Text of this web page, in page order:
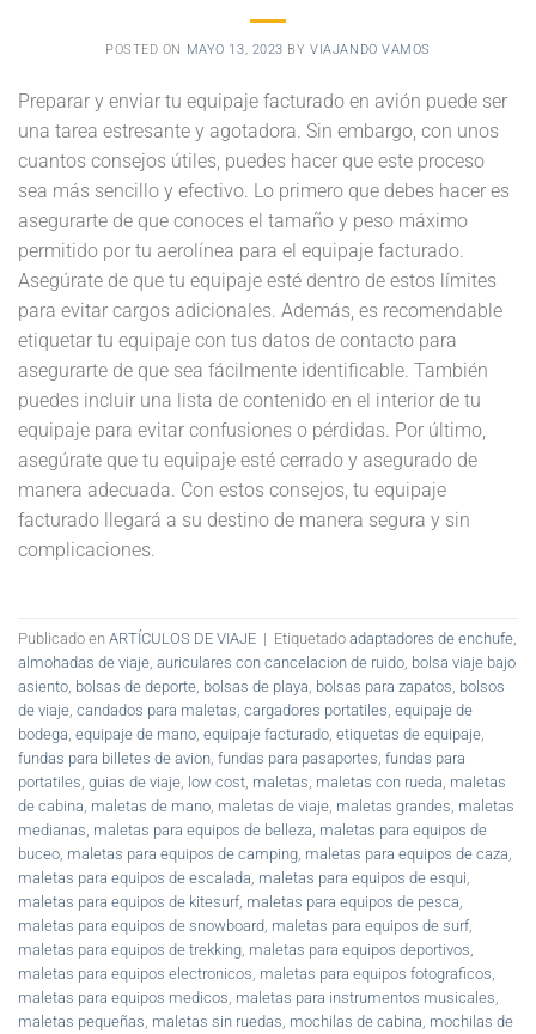
POSTED ON MAYO 13, 2023 BYVIAJANDO VAMOS
Preparar y enviar tu equipaje facturado en avión puede ser
una tarea estresante y agotadora. Sin embargo, con unos
cuantos consejos útiles, puedes hacer que este proceso
sea más sencillo y efectivo. Lo primero que debes hacer es
asegurarte de que conoces el tamaño y peso máximo
permitido por tu aerolínea para el equipaje facturado.
Asegúrate de que tu equipaje esté dentro de estos límites
para evitar cargos adicionales. Además, es recomendable
etiquetar tu equipaje con tus datos de contacto para
asegurarte de que sea fácilmente identificable. También
puedes incluir una lista de contenido en el interior de tu
equipaje para evitar confusiones o pérdidas. Por último,
asegúrate que tu equipaje esté cerrado y asegurado de
manera adecuada. Con estos consejos, tu equipaje
facturado llegará a su destino de manera segura y sin
complicaciones.
Publicado en ARTÍCULOS DE VIAJE | Etiquetado adaptadores de enchufe
almohadas de viaje auriculares con cancelacion de ruido bolsa viaje bajo
asiento bolsas de deporte bolsas de playa bolsas para zapatos bolsos
de viaje candados para maletas cargadores portatiles equipaje de
bodega equipaje de mano equipaje facturado etiquetas de equipaje
fundas para billetes de avion fundas para pasaportes fundas para
portatiles guias de viaje low cost maletas maletas con rueda maletas
de cabina maletas de mano maletas de viaje maletas grandes maletas
medianas maletas para equipos de belleza maletas para equipos de
buceo maletas para equipos de camping maletas para equipos de caza
maletas para equipos de escalada maletas para equipos de esqui
maletas para equipos de kitesurf, maletas para equipos de pesca
maletas para equipos de snowboard maletas para equipos de surf,
maletas para equipos de trekking maletas para equipos deportivos
maletas para equipos electronicos maletas para equipos fotograficos
maletas para equipos medicos maletas para instrumentos musicales
maletas pequeñas maletas sin ruedas mochilas de cabina mochilas de